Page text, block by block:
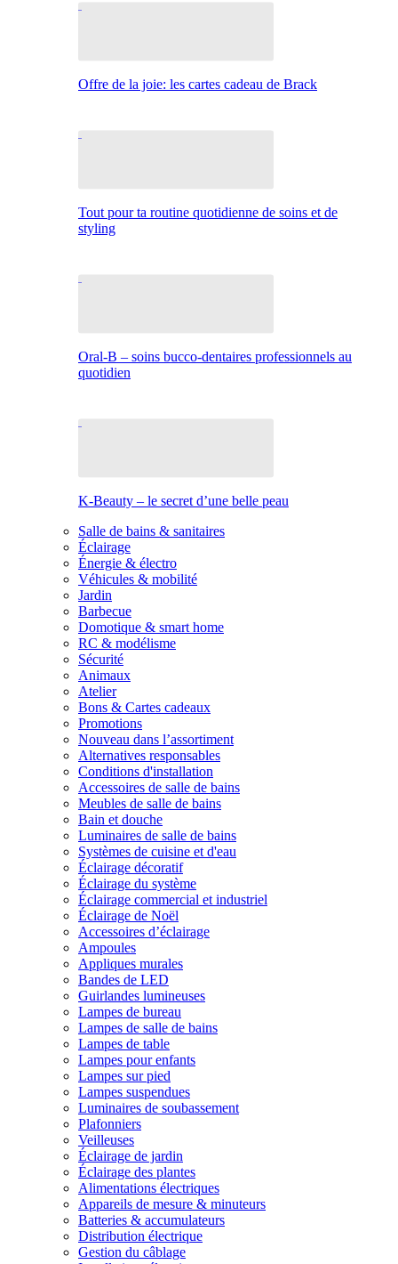
Offre de la joie: les cartes cadeau de Brack
Tout pour ta routine quotidienne de soins et de
styling
Oral-B – soins bucco-dentaires professionnels au
quotidien
K-Beauty – le secret d’une belle peau
Salle de bains & sanitaires
Éclairage
Énergie & électro
Véhicules & mobilité
Jardin
Barbecue
Domotique & smart home
RC & modélisme
Sécurité
Animaux
Atelier
Bons & Cartes cadeaux
Promotions
Nouveau dans l’assortiment
Alternatives responsables
Conditions d'installation
Accessoires de salle de bains
Meubles de salle de bains
Bain et douche
Luminaires de salle de bains
Systèmes de cuisine et d'eau
Éclairage décoratif
Éclairage du système
Éclairage commercial et industriel
Éclairage de Noël
Accessoires d’éclairage
Ampoules
Appliques murales
Bandes de LED
Guirlandes lumineuses
Lampes de bureau
Lampes de salle de bains
Lampes de table
Lampes pour enfants
Lampes sur pied
Lampes suspendues
Luminaires de soubassement
Plafonniers
Veilleuses
Éclairage de jardin
Éclairage des plantes
Alimentations électriques
Appareils de mesure & minuteurs
Batteries & accumulateurs
Distribution électrique
Gestion du câblage